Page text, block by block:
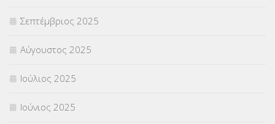
Σεπτέμβριος 2025
Αύγουστος 2025
Ιούλιος 2025
Ιούνιος 2025